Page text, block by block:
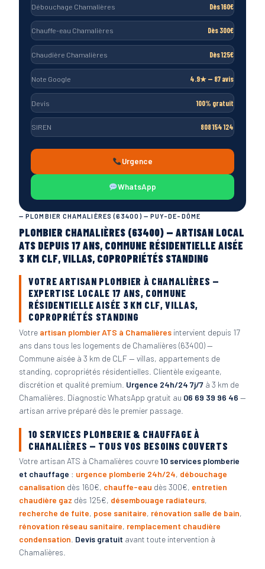
— PLOMBIER CHAMALIÈRES (63400) — PUY-DE-DÔME
PLOMBIER CHAMALIÈRES (63400) — ARTISAN LOCAL
ATS DEPUIS 17 ANS, COMMUNE RÉSIDENTIELLE AISÉE
3 KM CLF, VILLAS, COPROPRIÉTÉS STANDING
VOTRE ARTISAN PLOMBIER À CHAMALIÈRES —
EXPERTISE LOCALE 17 ANS, COMMUNE
RÉSIDENTIELLE AISÉE 3 KM CLF, VILLAS,
COPROPRIÉTÉS STANDING
Votre artisan plombier ATS à Chamalières intervient depuis 17
ans dans tous les logements de Chamalières (63400) —
Commune aisée à 3 km de CLF — villas, appartements de
standing, copropriétés résidentielles. Clientèle exigeante,
discrétion et qualité premium. Urgence 24h/24 7j/7 à 3 km de
Chamalières. Diagnostic WhatsApp gratuit au 06 69 39 96 46 —
artisan arrive préparé dès le premier passage.
10 SERVICES PLOMBERIE & CHAUFFAGE À
CHAMALIÈRES — TOUS VOS BESOINS COUVERTS
Votre artisan ATS à Chamalières couvre10 services plomberie
et chauffage : urgence plomberie 24h/24, débouchage
canalisation dès 160€, chauffe-eau dès 300€, entretien
chaudière gaz dès 125€, désembouage radiateurs,
recherche de fuite, pose sanitaire, rénovation salle de bain,
rénovation réseau sanitaire, remplacement chaudière
condensation Devis gratuit avant toute intervention à
Chamalières.
Débouchage Chamalières Dès 160€
Chauffe-eau Chamalières Dès 300€
Chaudière Chamalières Dès 125€
Note Google 4.9★ — 87 avis
Devis 100% gratuit
SIREN 808 154 124
Urgence
WhatsApp